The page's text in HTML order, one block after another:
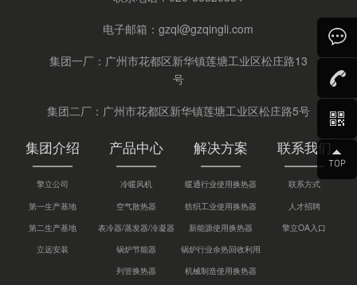
电子邮箱：gzql@gzqingli.com
集团一厂：广州市花都区新华镇莲塘工业区松庄路13
号
集团二厂：广州市花都区新华镇莲塘工业区松庄路5号
集团介绍
擎立公司
第一生产基地
第二生产基地
立远安装
产品中心
冷暖风机
空气散热器
表冷器/蒸发器/冷凝器
锅炉节能器
列管换热器
解决方案
暖通行业使用换热器
纺织工业使用换热器
新能源使用换热器
锅炉行业余热回收利用
机械制造使用换热器
联系我们
联系方式
人才招聘
擎立OA入口